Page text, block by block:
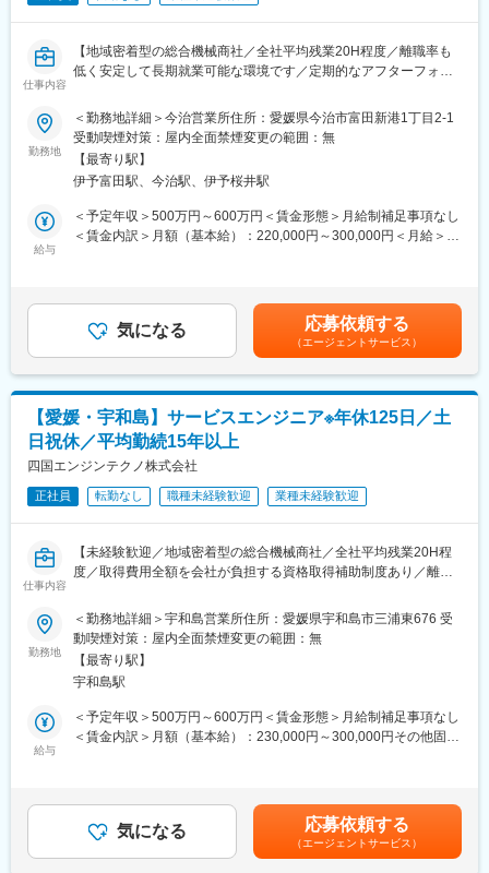
搭載や、カスタムの提案を行うことで、お客様の効率アップを図
っていきます。お客様に大きな喜びを提供し、更なる信頼関係の
構築に繋げることがミッションです。
仕事内容
【地域密着型の総合機械商社／全社平均残業20H程度／離職率も
低く安定して長期就業可能な環境です／定期的なアフターフォロ
■業務概要：
エンジン部門（漁船、舶用エンジン、常用・非常用発電機等）に
て、お客様への定期的なヒアリング、アフターフォローを担当い
ただきます。
・お客様への定期的なヒアリング
・見積作成、各種書類作成
■一日の流れ：
メール整理や資料準備（8時45分～10時）→納入先へのフォロー
訪問2～3件程度（10時～12時）→昼食（12時～13時）→紹介い
※スケジュール管理については、社員一人ひとりの裁量に任せてお
ります。
■職務のミッション：
当社の取扱製品は、お客様にとって非常に重要な商売道具です。
お客様に最も適した機械の提案のみならず、特殊なオプションの
搭載や、カスタムの提案を行うことで、お客様の効率アップを図
っていきます。お客様に大きな喜びを提供し、更なる信頼関係の
構築に繋げることがミッションです。
勤務地
＜勤務地詳細＞今治営業所住所：愛媛県今治市富田新港1丁目2-1
受動喫煙対策：屋内全面禁煙変更の範囲：無
【最寄り駅】
伊予富田駅、今治駅、伊予桜井駅
給与
＜予定年収＞500万円～600万円＜賃金形態＞月給制補足事項なし
＜賃金内訳＞月額（基本給）：220,000円～300,000円＜月給＞
年2回※過去実績4ヶ月分賃金はあくまでも目安の金額であり、選
考を通じて上下する可能性があります。月給(月額)は固定手当を含
めた表記です。
気になる 応募依頼する
（エージェントサービス）
【愛媛・宇和島】サービスエンジニア※年休125日／土
日祝休／平均勤続15年以上
四国エンジンテクノ株式会社
正社員 転勤なし 職種未経験歓迎 業種未経験歓迎
仕事内容
【未経験歓迎／地域密着型の総合機械商社／全社平均残業20H程
度／取得費用全額を会社が負担する資格取得補助制度あり／離職
■業務概要：
エンジン事業部門でメンテナンス業務をご担当いただきます。定
期点検の保全や修繕業務がメインとなります。大型機械の修理の
場合は、持ち帰ってメンテナンスを行います。選考の中でご本人
の希望と適正を考慮しながら配属先を決定していきます。
舶用・産業用ディーゼルエンジン、三菱ガスエンジン・ガスター
ビン、発電装置、太陽光発電システム、油清浄機、FRP製船舶、
コージェネレーションシステム、ソーラー発電システムを取り扱
勤務地
＜勤務地詳細＞宇和島営業所住所：愛媛県宇和島市三浦東676 受
動喫煙対策：屋内全面禁煙変更の範囲：無
【最寄り駅】
宇和島駅
給与
＜予定年収＞500万円～600万円＜賃金形態＞月給制補足事項なし
＜賃金内訳＞月額（基本給）：230,000円～300,000円その他固定
円）の過去実績あり■賞与：年2回※過去実績4ヶ月分賃金はあくま
でも目安の金額であり、選考を通じて上下する可能性がありま
す。月給(月額)は固定手当を含めた表記です。
気になる 応募依頼する
（エージェントサービス）